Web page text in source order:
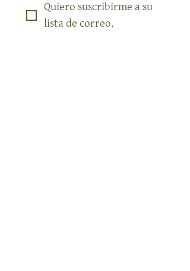
Quiero suscribirme a su
lista de correo.